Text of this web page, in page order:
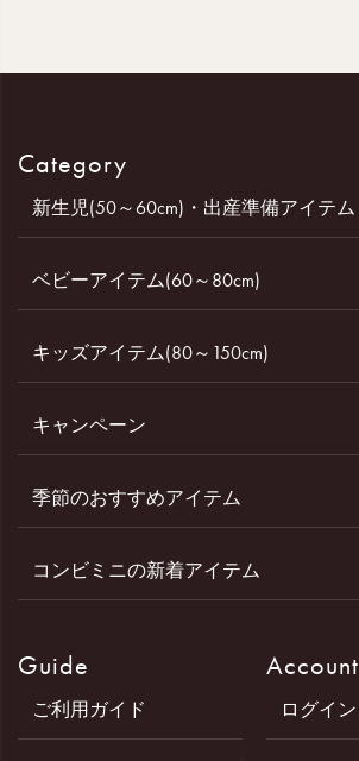
Category
新生児(50～60cm)・出産準備アイテム
ベビーアイテム(60～80cm)
キッズアイテム(80～150cm)
キャンペーン
季節のおすすめアイテム
コンビミニの新着アイテム
Guide
ご利用ガイド
Account
ログイン